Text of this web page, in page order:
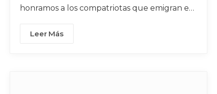
honramos a los compatriotas que emigran en
mandatario
Leer Más